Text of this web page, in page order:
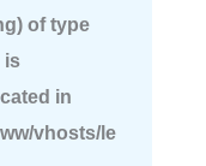
of type
is
in
vhosts/le